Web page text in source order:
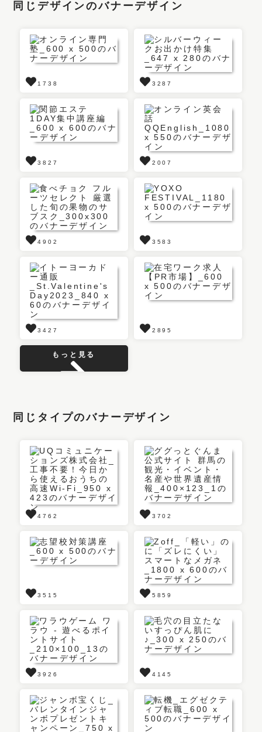
同じデザインのバナーデザイン
1738 3287
3827 2007
4902 3583
3427 2895
もっと見る
同じタイプのバナーデザイン
4762 3702
3515 5859
3926 4145